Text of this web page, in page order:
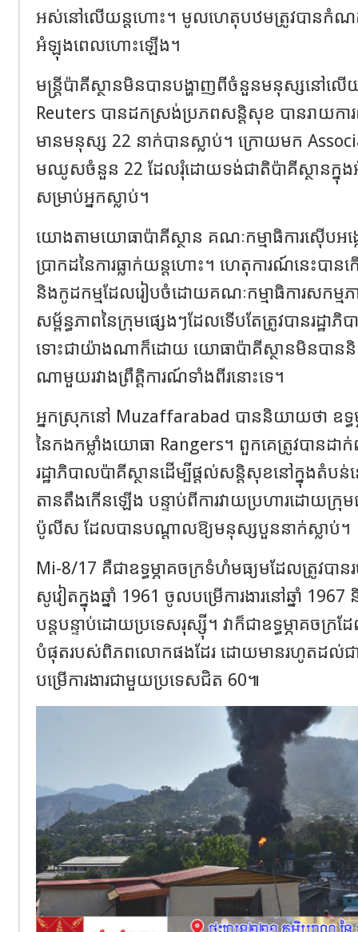
អស់នៅលើយន្តហោះ។ មូលហេតុបឋមត្រូវបានកំណត់
អំឡុងពេលហោះឡើង។
មន្ត្រីប៉ាគីស្ថានមិនបានបង្ហាញពីចំនួនមនុស្សនៅលើយ
Reuters បានដកស្រង់ប្រភពសន្តិសុខ បានរា
មានមនុស្ស 22 នាក់បានស្លាប់។ ក្រោយមក
មឈូសចំនួន 22 ដែលរុំដោយទង់ជាតិប៉ាគីស្ថានក្
សម្រាប់អ្នកស្លាប់។
យោងតាមយោធាប៉ាគីស្ថាន គណៈកម្មាធិការស៊ើ
ប្រាកដនៃការធ្លាក់យន្តហោះ។ ហេតុការណ៍នេះបា
និងកូដកម្មដែលរៀបចំដោយគណៈកម្មាធិការសកម្ម
សម្ព័ន្ធភាពនៃក្រុមផ្សេងៗដែលទើបតែត្រូវបានរដ្ឋ
ទោះជាយ៉ាងណាក៏ដោយ យោធាប៉ាគីស្ថានមិនបា
ណាមួយរវាងព្រឹត្តិការណ៍ទាំងពីរនោះទេ។
អ្នកស្រុកនៅ Muzaffarabad បាននិយាយថា ឧទ្
នៃកងកម្លាំងយោធា Rangers។ ពួកគេត្រូវបានដ
រដ្ឋាភិបាលប៉ាគីស្ថានដើម្បីផ្តល់សន្តិសុខនៅក្នុងតំប
តានតឹងកើនឡើង បន្ទាប់ពីការវាយប្រហារដោយ
ប៉ូលីស ដែលបានបណ្តាលឱ្យមនុស្សបួននាក់ស្លាប់។
Mi-8/17 គឺជាឧទ្ធម្ភាគចក្រទំហំមធ្យមដែលត្រូវប
សូវៀតក្នុងឆ្នាំ 1961 ចូលបម្រើការងារនៅឆ្នាំ 1967
បន្តបន្ទាប់ដោយប្រទេសរុស្ស៊ី។ វាក៏ជាឧទ្ធម្ភាគចក្រ
បំផុតរបស់ពិភពលោកផងដែរ ដោយមានរហូតដល់ជ
បម្រើការងារជាមួយប្រទេសជិត 60៕